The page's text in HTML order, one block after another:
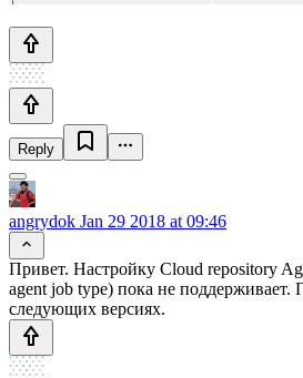
Reply
angrydok Jan 29 2018 at 09:46
Привет. Настройку Cloud repository
agent job type) пока не поддерживает.
следующих версиях.